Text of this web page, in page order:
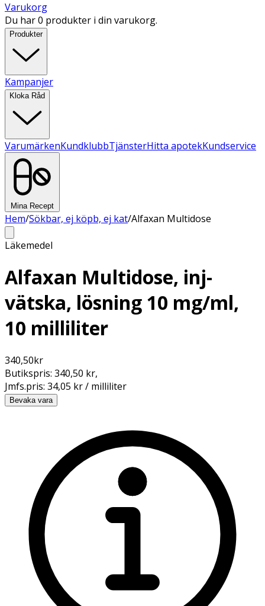
Varukorg
Du har 0 produkter i din varukorg.
Produkter
Kampanjer
Kloka Råd
VarumärkenKundklubbTjänsterHitta apotekKundservice
Mina Recept
Hem/Sökbar, ej köpb, ej kat/Alfaxan Multidose
Läkemedel
Alfaxan Multidose, inj-
vätska, lösning 10 mg/ml,
10 milliliter
340,50kr
Butikspris: 340,50 kr,
Jmfs.pris: 34,05 kr / milliliter
Bevaka vara